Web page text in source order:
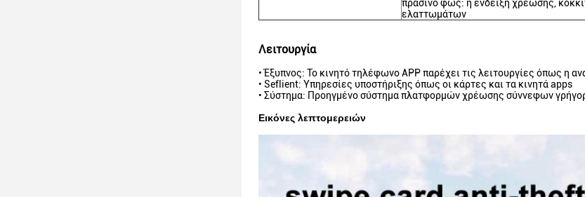
πράσινο φως: η ένδειξη χρέωσης,
ελαττωμάτων
Λειτουργία
• Έξυπνος: Το κινητό τηλέφωνο APP παρέχει τις λειτουργίες όπως η
• Seflient: Υπηρεσίες υποστήριξης όπως οι κάρτες και τα κινητά apps
• Σύστημα: Προηγμένο σύστημα πλατφορμών χρέωσης σύννεφων
Εικόνες λεπτομερειών